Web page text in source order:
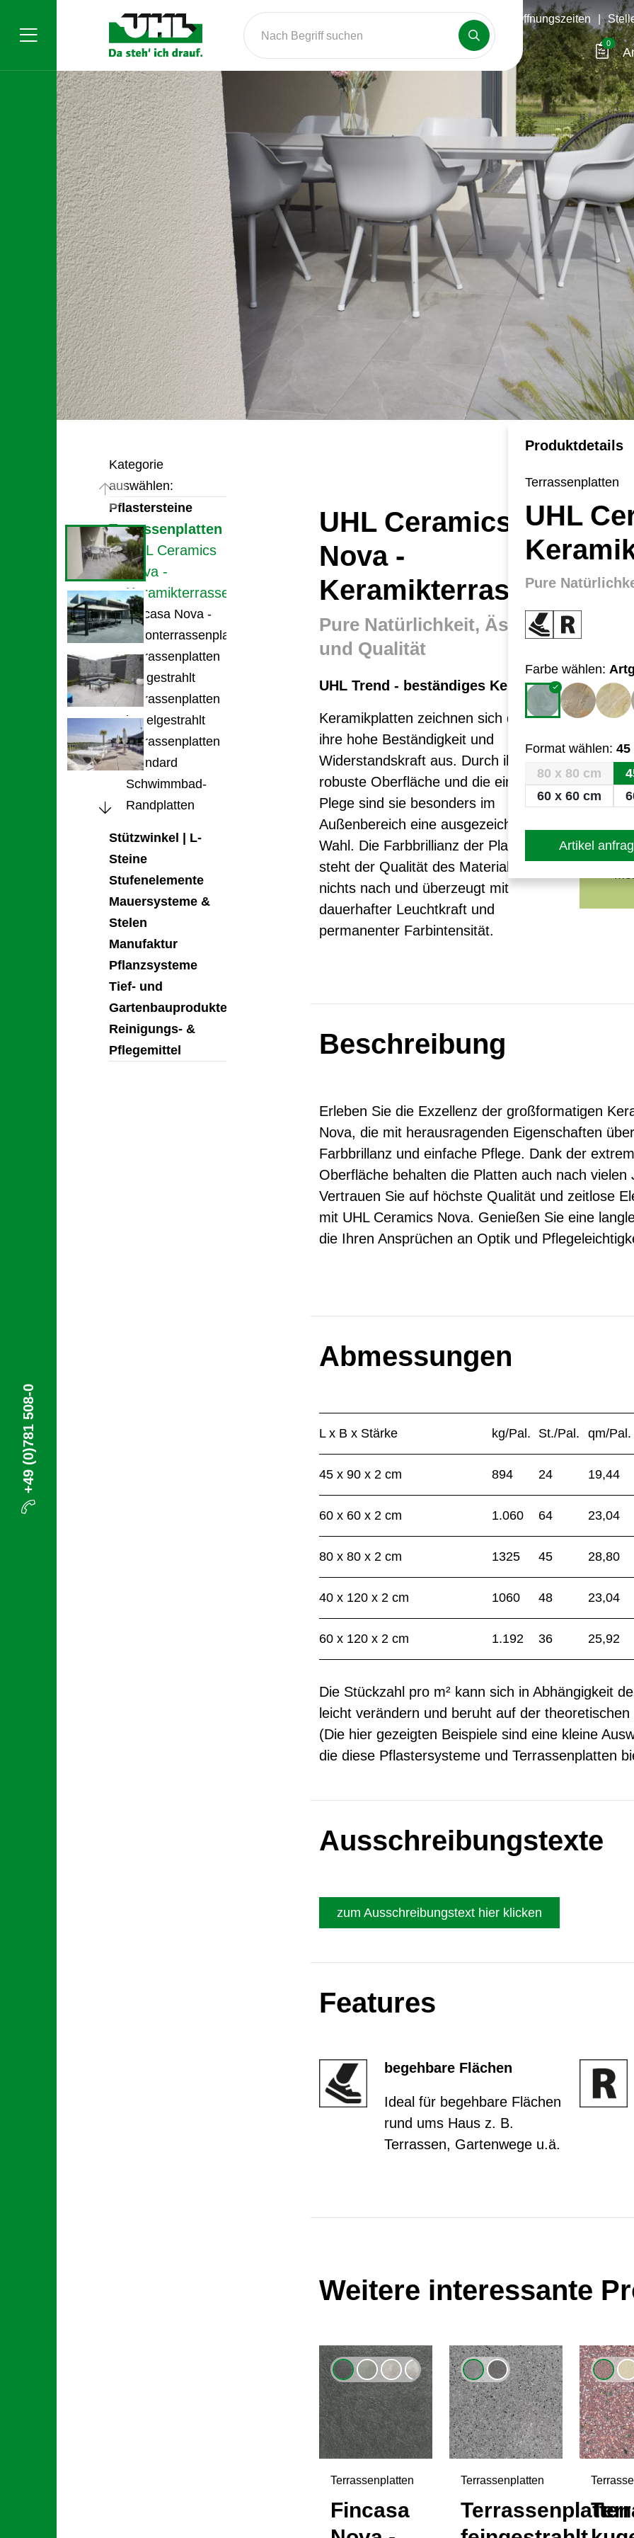
+49 (0)781 508-0
Nach Begriff suchen Öffnungszeiten
0
Produktdetails
Terrassenplatten
UHL
Pure
Farbe wählen:
Format wählen: 45
80 x 80 cm
60 x 60 cm
Artikel
Kategorie
auswählen:
Pflastersteine
Terrassenplatten
UHL Ceramics
Nova -
Keramikterrassenplatte
Fincasa Nova -
Betonterrassenplatte
Terrassenplatten
feingestrahlt
Terrassenplatten
kugelgestrahlt
Terrassenplatten
Standard
Schwimmbad-
Randplatten
Stützwinkel | L-
Steine
Stufenelemente
Mauersysteme &
Stelen
Manufaktur
Pflanzsysteme
Tief- und
Gartenbauprodukte
Reinigungs- &
Pflegemittel
UHL Ceramics
Nova -
Keramikterrassenplatte
Pure Natürlichkeit, Ästhetik
und Qualität
UHL Trend - beständiges Keramik
Keramikplatten zeichnen sich durch
ihre hohe Beständigkeit und
Widerstandskraft aus. Durch ihre
robuste Oberfläche und die einfache
Plege sind sie besonders im
Außenbereich eine ausgezeichnete
Wahl. Die Farbbrillianz der Platten
steht der Qualität des Materials in
nichts nach und überzeugt mit
dauerhafter Leuchtkraft und
permanenter Farbintensität.
Beschreibung
Erleben Sie die Exzellenz der großformatigen
Nova, die mit herausragenden Eigenschaften
Farbbrillanz und einfache Pflege. Dank der
Oberfläche behalten die Platten auch nach vielen
Vertrauen Sie auf höchste Qualität und zeitlose
mit UHL Ceramics Nova. Genießen Sie eine
die Ihren Ansprüchen an Optik und
Abmessungen
L x B x Stärke kg/Pal. St./Pal. qm/Pal.
45 x 90 x 2 cm 894 24 19,44
60 x 60 x 2 cm 1.060 64 23,04
80 x 80 x 2 cm 1325 45 28,80
40 x 120 x 2 cm 1060 48 23,04
60 x 120 x 2 cm 1.192 36 25,92
Die Stückzahl pro m² kann sich in Abhängigkeit
leicht verändern und beruht auf der
(Die hier gezeigten Beispiele sind eine kleine
die diese Pflastersysteme und Terrassenplatten
Ausschreibungstexte
zum Ausschreibungstext hier klicken
Features
begehbare Flächen
Ideal für begehbare Flächen
rund ums Haus z. B.
Terrassen, Gartenwege u.ä.
Weitere interessante
Terrassenplatten
Fincasa
Terrassenplatten
Terrassenplatten